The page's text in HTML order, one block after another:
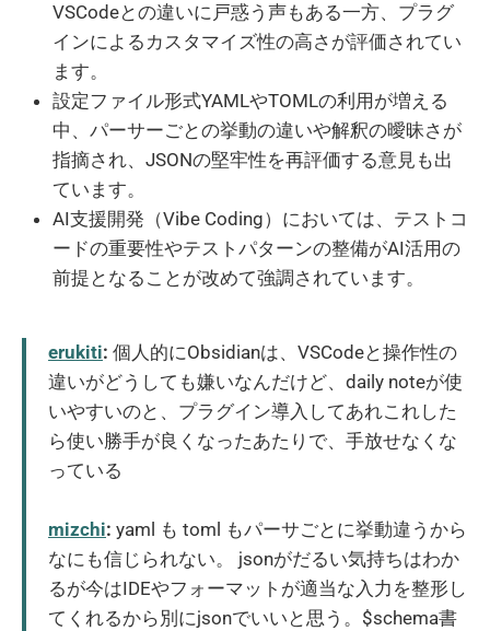
VSCodeとの違いに戸惑う声もある一方、プラグ
インによるカスタマイズ性の高さが評価されてい
ます。
設定ファイル形式YAMLやTOMLの利用が増える
中、パーサーごとの挙動の違いや解釈の曖昧さが
指摘され、JSONの堅牢性を再評価する意見も出
ています。
AI支援開発（Vibe Coding）においては、テストコ
ードの重要性やテストパターンの整備がAI活用の
前提となることが改めて強調されています。
erukiti: 個人的にObsidianは、VSCodeと操作性の
違いがどうしても嫌いなんだけど、daily noteが使
いやすいのと、プラグイン導入してあれこれした
ら使い勝手が良くなったあたりで、手放せなくな
っている
mizchi: yaml も toml もパーサごとに挙動違うから
なにも信じられない。 jsonがだるい気持ちはわか
るが今はIDEやフォーマットが適当な入力を整形し
てくれるから別にjsonでいいと思う。$schema書